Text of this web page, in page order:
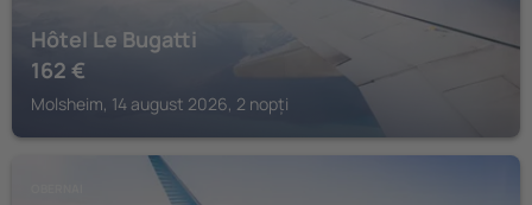
Hôtel Le Bugatti
162 €
Molsheim, 14 august 2026, 2 nopți